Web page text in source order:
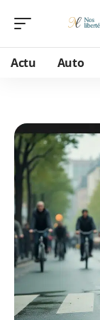
Actu Auto